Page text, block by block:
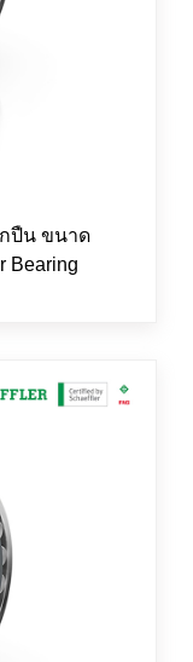
กปืน ขนาด
Bearing